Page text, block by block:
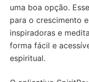
uma boa opção.
para o crescimento
inspiradoras e
forma fácil e
espiritual.